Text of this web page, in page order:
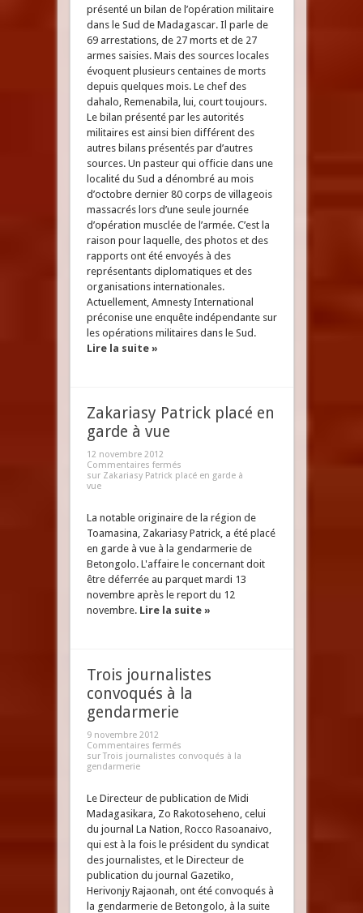
présenté un bilan de l’opération militaire
dans le Sud de Madagascar. Il parle de
69 arrestations, de 27 morts et de 27
armes saisies. Mais des sources locales
évoquent plusieurs centaines de morts
depuis quelques mois. Le chef des
dahalo, Remenabila, lui, court toujours.
Le bilan présenté par les autorités
militaires est ainsi bien différent des
autres bilans présentés par d’autres
sources. Un pasteur qui officie dans une
localité du Sud a dénombré au mois
d’octobre dernier 80 corps de villageois
massacrés lors d’une seule journée
d’opération musclée de l’armée. C’est la
raison pour laquelle, des photos et des
rapports ont été envoyés à des
représentants diplomatiques et des
organisations internationales.
Actuellement, Amnesty International
préconise une enquête indépendante sur
les opérations militaires dans le Sud.
Lire la suite »
Zakariasy Patrick placé en
garde à vue
12 novembre 2012
Commentaires fermés
sur Zakariasy Patrick placé en garde à
vue
La notable originaire de la région de
Toamasina, Zakariasy Patrick, a été placé
en garde à vue à la gendarmerie de
Betongolo. L'affaire le concernant doit
être déferrée au parquet mardi 13
novembre après le report du 12
novembre. Lire la suite »
Trois journalistes
convoqués à la
gendarmerie
9 novembre 2012
Commentaires fermés
sur Trois journalistes convoqués à la
gendarmerie
Le Directeur de publication de Midi
Madagasikara, Zo Rakotoseheno, celui
du journal La Nation, Rocco Rasoanaivo,
qui est à la fois le président du syndicat
des journalistes, et le Directeur de
publication du journal Gazetiko,
Herivonjy Rajaonah, ont été convoqués à
la gendarmerie de Betongolo, à la suite